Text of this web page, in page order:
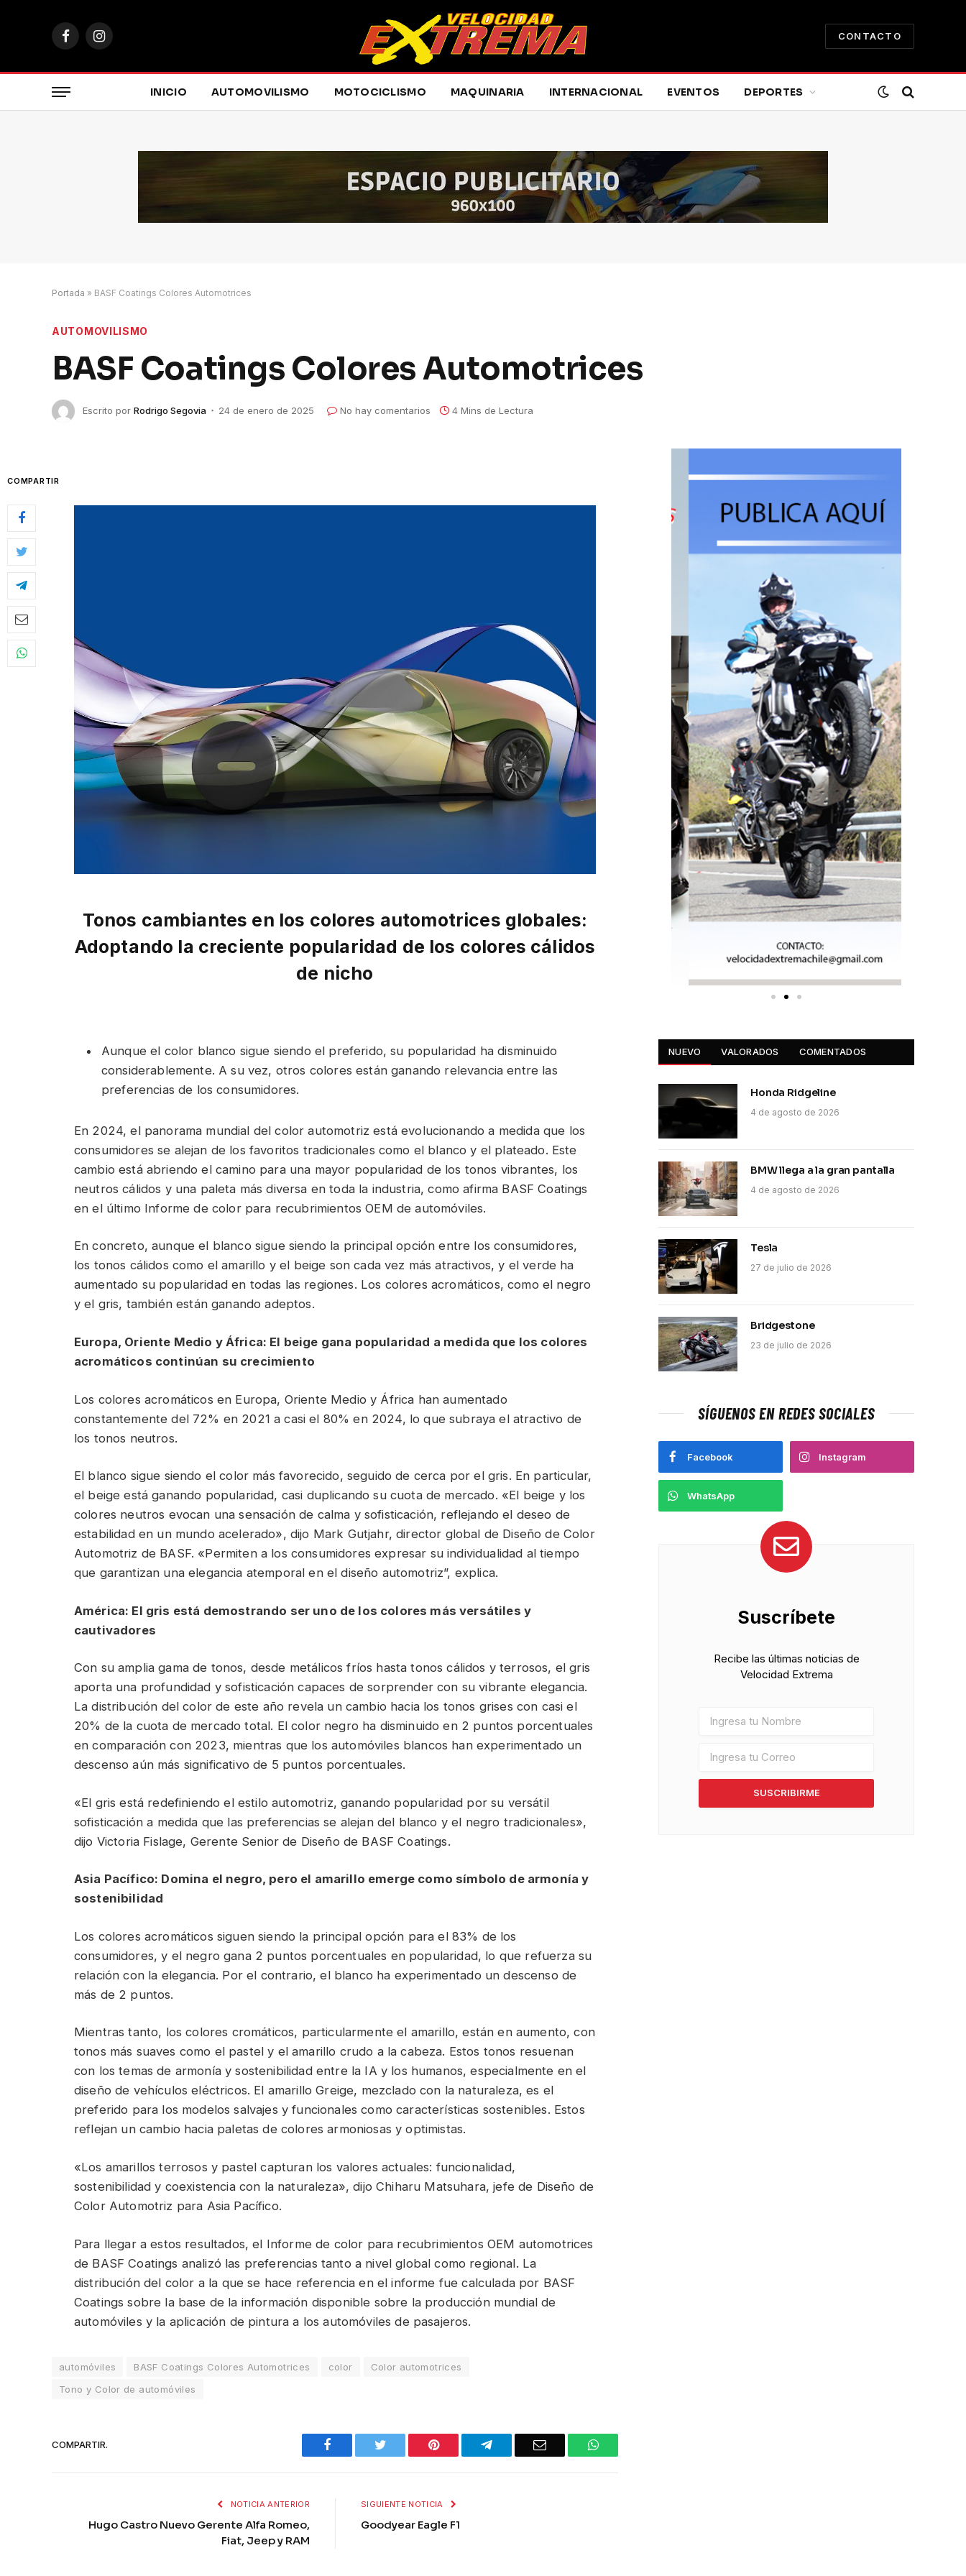
FacebookInstagram
CONTACTO
INICIO AUTOMOVILISMO MOTOCICLISMO MAQUINARIA INTERNACIONAL EVENTOS DEPORTES
Portada » BASF Coatings Colores Automotrices
AUTOMOVILISMO
BASF Coatings Colores Automotrices
Escrito por Rodrigo Segovia 24 de enero de 2025 No hay comentarios 4 Mins de Lectura
COMPARTIR
Tonos cambiantes en los colores automotrices globales:
Adoptando la creciente popularidad de los colores cálidos
de nicho
Aunque el color blanco sigue siendo el preferido, su popularidad ha disminuido
considerablemente. A su vez, otros colores están ganando relevancia entre las
preferencias de los consumidores.
En 2024, el panorama mundial del color automotriz está evolucionando a medida que los
consumidores se alejan de los favoritos tradicionales como el blanco y el plateado. Este
cambio está abriendo el camino para una mayor popularidad de los tonos vibrantes, los
neutros cálidos y una paleta más diversa en toda la industria, como afirma BASF Coatings
en el último Informe de color para recubrimientos OEM de automóviles.
En concreto, aunque el blanco sigue siendo la principal opción entre los consumidores,
los tonos cálidos como el amarillo y el beige son cada vez más atractivos, y el verde ha
aumentado su popularidad en todas las regiones. Los colores acromáticos, como el negro
y el gris, también están ganando adeptos.
Europa, Oriente Medio y África: El beige gana popularidad a medida que los colores
acromáticos continúan su crecimiento
Los colores acromáticos en Europa, Oriente Medio y África han aumentado
constantemente del 72% en 2021 a casi el 80% en 2024, lo que subraya el atractivo de
los tonos neutros.
El blanco sigue siendo el color más favorecido, seguido de cerca por el gris. En particular,
el beige está ganando popularidad, casi duplicando su cuota de mercado. «El beige y los
colores neutros evocan una sensación de calma y sofisticación, reflejando el deseo de
estabilidad en un mundo acelerado», dijo Mark Gutjahr, director global de Diseño de Color
Automotriz de BASF. «Permiten a los consumidores expresar su individualidad al tiempo
que garantizan una elegancia atemporal en el diseño automotriz”, explica.
América: El gris está demostrando ser uno de los colores más versátiles y
cautivadores
Con su amplia gama de tonos, desde metálicos fríos hasta tonos cálidos y terrosos, el gris
aporta una profundidad y sofisticación capaces de sorprender con su vibrante elegancia.
La distribución del color de este año revela un cambio hacia los tonos grises con casi el
20% de la cuota de mercado total. El color negro ha disminuido en 2 puntos porcentuales
en comparación con 2023, mientras que los automóviles blancos han experimentado un
descenso aún más significativo de 5 puntos porcentuales.
«El gris está redefiniendo el estilo automotriz, ganando popularidad por su versátil
sofisticación a medida que las preferencias se alejan del blanco y el negro tradicionales»,
dijo Victoria Fislage, Gerente Senior de Diseño de BASF Coatings.
Asia Pacífico: Domina el negro, pero el amarillo emerge como símbolo de armonía y
sostenibilidad
Los colores acromáticos siguen siendo la principal opción para el 83% de los
consumidores, y el negro gana 2 puntos porcentuales en popularidad, lo que refuerza su
relación con la elegancia. Por el contrario, el blanco ha experimentado un descenso de
más de 2 puntos.
Mientras tanto, los colores cromáticos, particularmente el amarillo, están en aumento, con
tonos más suaves como el pastel y el amarillo crudo a la cabeza. Estos tonos resuenan
con los temas de armonía y sostenibilidad entre la IA y los humanos, especialmente en el
diseño de vehículos eléctricos. El amarillo Greige, mezclado con la naturaleza, es el
preferido para los modelos salvajes y funcionales como características sostenibles. Estos
reflejan un cambio hacia paletas de colores armoniosas y optimistas.
«Los amarillos terrosos y pastel capturan los valores actuales: funcionalidad,
sostenibilidad y coexistencia con la naturaleza», dijo Chiharu Matsuhara, jefe de Diseño de
Color Automotriz para Asia Pacífico.
Para llegar a estos resultados, el Informe de color para recubrimientos OEM automotrices
de BASF Coatings analizó las preferencias tanto a nivel global como regional. La
distribución del color a la que se hace referencia en el informe fue calculada por BASF
Coatings sobre la base de la información disponible sobre la producción mundial de
automóviles y la aplicación de pintura a los automóviles de pasajeros.
automóviles BASF Coatings Colores Automotrices color
Color automotrices
Tono y Color de automóviles
COMPARTIR. Facebook Twitter Pinterest Telegram Email WhatsApp
NOTICIA ANTERIOR
Hugo Castro Nuevo Gerente Alfa Romeo,
Fiat, Jeep y RAM
SIGUIENTE NOTICIA
Goodyear Eagle F1
NUEVO VALORADOS COMENTADOS
Honda Ridgeline
4 de agosto de 2026
BMW llega a la gran pantalla
4 de agosto de 2026
Tesla
27 de julio de 2026
Bridgestone
23 de julio de 2026
SÍGUENOS EN REDES SOCIALES
Facebook Instagram
WhatsApp
Suscríbete
Recibe las últimas noticias de
Velocidad Extrema
SUSCRIBIRME